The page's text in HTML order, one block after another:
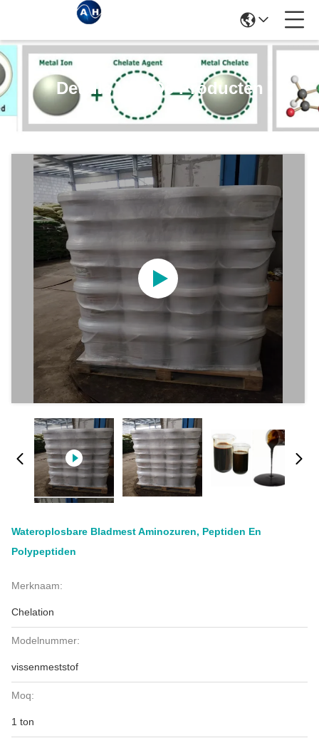
Details Van De Producten
Wateroplosbare Bladmest Aminozuren, Peptiden En
Polypeptiden
Merknaam:
Chelation
Modelnummer:
vissenmeststof
Moq:
1 ton